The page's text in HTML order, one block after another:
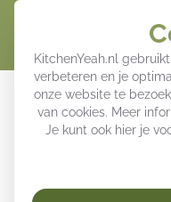
KitchenYeah.nl
verbeteren en je
onze website te
van cookies. Meer
Je kunt ook hier je
Inductie
Retro -